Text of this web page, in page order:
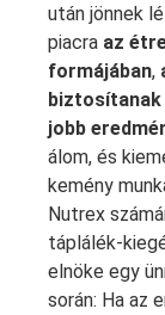
után jönnek
piacra az
formájában,
biztosítanak
jobb
álom, és
kemény
Nutrex
táplálék-
elnöke egy
során: Ha az